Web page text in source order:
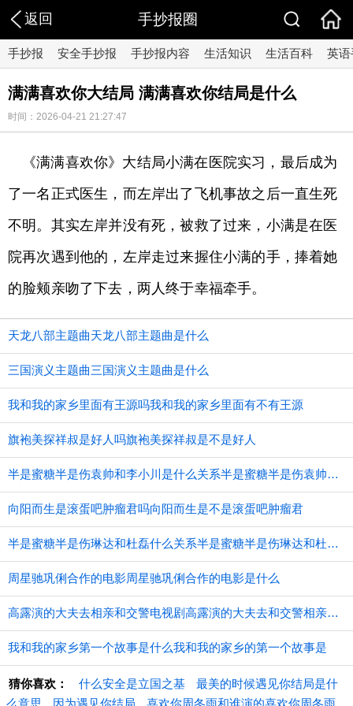
返回 手抄报圈
手抄报 安全手抄报 手抄报内容 生活知识 生活百科 英
满满喜欢你大结局 满满喜欢你结局是什么
时间：2026-04-21 21:27:47
《满满喜欢你》大结局小满在医院实习，最后成为
了一名正式医生，而左岸出了飞机事故之后一直生死
不明。其实左岸并没有死，被救了过来，小满是在医
院再次遇到他的，左岸走过来握住小满的手，捧着她
的脸颊亲吻了下去，两人终于幸福牵手。
天龙八部主题曲天龙八部主题曲是什么
三国演义主题曲三国演义主题曲是什么
我和我的家乡里面有王源吗我和我的家乡里面有不有王源
旗袍美探祥叔是好人吗旗袍美探祥叔是不是好人
半是蜜糖半是伤袁帅和李小川是什么关系半是蜜糖半是伤袁帅和李小川的关系
向阳而生是滚蛋吧肿瘤君吗向阳而生是不是滚蛋吧肿瘤君
半是蜜糖半是伤琳达和杜磊什么关系半是蜜糖半是伤琳达和杜磊的关系
周星驰巩俐合作的电影周星驰巩俐合作的电影是什么
高露演的大夫去相亲和交警电视剧高露演的大夫去和交警相亲的电视剧
我和我的家乡第一个故事是什么我和我的家乡的第一个故事是
猜你喜欢： 什么安全是立国之基
最美的时候遇见你结局是什
么意思
因为遇见你结局 喜欢你周冬雨和谁演的喜欢你周冬雨